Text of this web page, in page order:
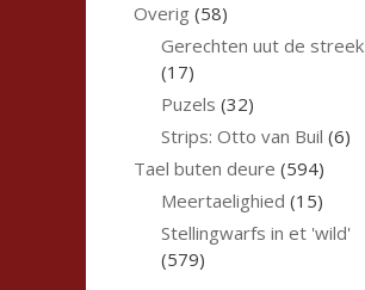
Overig (58)
Gerechten uut de streek
(17)
Puzels (32)
Strips: Otto van Buil (6)
Tael buten deure (594)
Meertaelighied (15)
Stellingwarfs in et 'wild'
(579)